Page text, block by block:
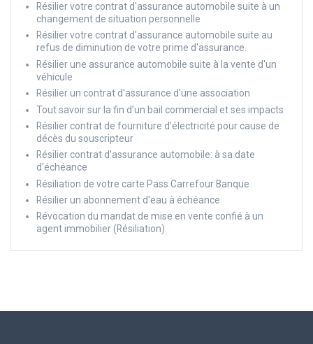
Résilier votre contrat d'assurance automobile suite à un
changement de situation personnelle
Résilier votre contrat d'assurance automobile suite au
refus de diminution de votre prime d'assurance.
Résilier une assurance automobile suite à la vente d'un
véhicule
Résilier un contrat d'assurance d'une association
Tout savoir sur la fin d’un bail commercial et ses impacts
Résilier contrat de fourniture d’électricité pour cause de
décès du souscripteur
Résilier contrat d'assurance automobile: à sa date
d'échéance
Résiliation de votre carte Pass Carrefour Banque
Résilier un abonnement d'eau à échéance
Révocation du mandat de mise en vente confié à un
agent immobilier (Résiliation)